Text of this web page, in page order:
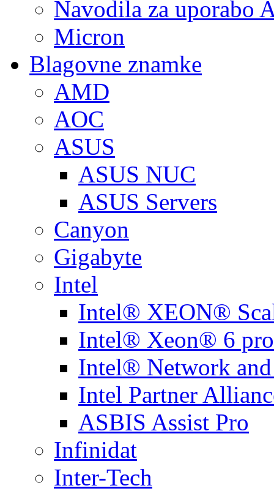
Navodila za uporabo
Micron
Blagovne znamke
AMD
AOC
ASUS
ASUS NUC
ASUS Servers
Canyon
Gigabyte
Intel
Intel® XEON®
Intel® Xeon® 6
Intel® Network
Intel Partner
ASBIS Assist Pro
Infinidat
Inter-Tech